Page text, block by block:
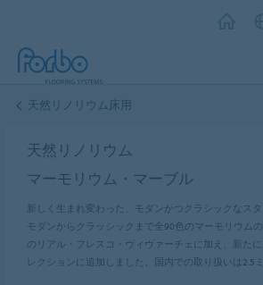
天然リノリウム 床用
天然リノリウム
マーモリウム・マーブル
新しく生まれ変わった、モダンかつクラシックなスタ
モダンからクラッシックまで全90色のマーモリウム
のリアル・フレスコ・ヴィヴァーチェに加え、新た
レクションに追加しました。国内での取り扱いは2.5